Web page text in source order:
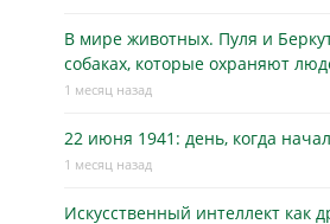
В мире животных. Пуля и
собаках, которые охраняют
1 месяц назад
22 июня 1941: день, когда
1 месяц назад
Искусственный интеллект как